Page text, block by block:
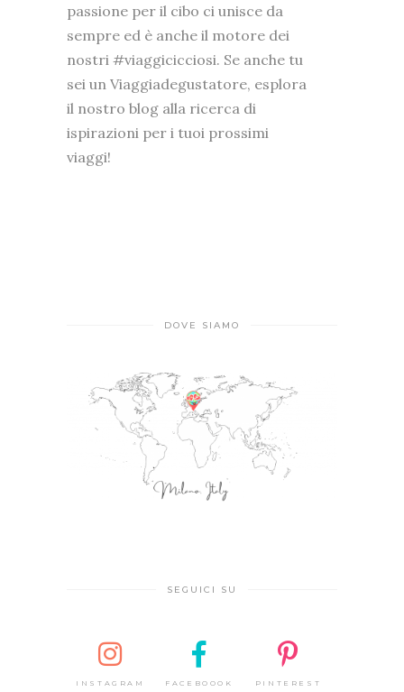
passione per il cibo ci unisce da
sempre ed è anche il motore dei
nostri #viaggicicciosi. Se anche tu
sei un Viaggiadegustatore, esplora
il nostro blog alla ricerca di
ispirazioni per i tuoi prossimi
viaggi!
DOVE SIAMO
SEGUICI SU
INSTAGRAM FACEBOOOK PINTEREST